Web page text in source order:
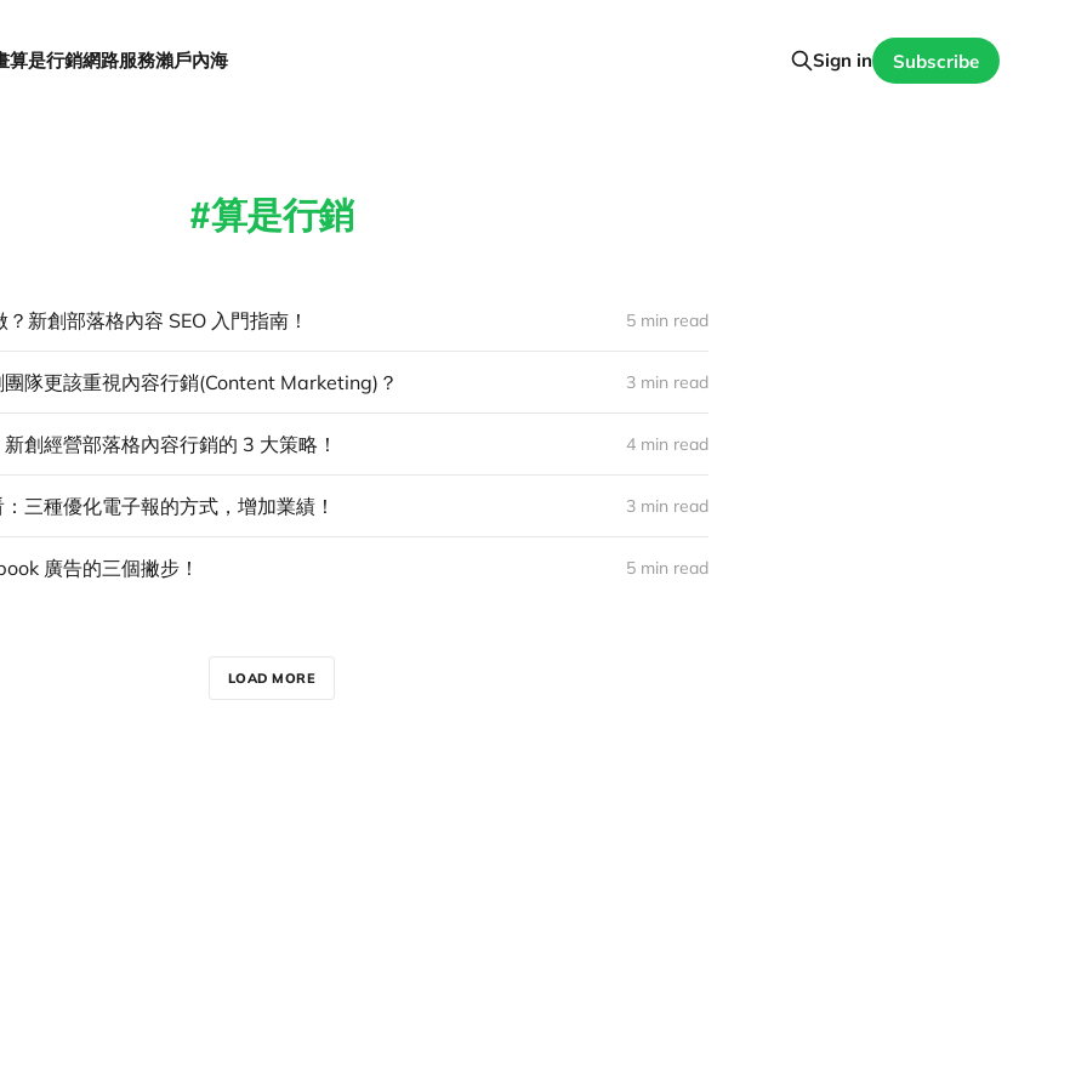
算是行銷網路服務瀨戶內海 Sign in Subscribe
算是行銷
？新創部落格內容 SEO 入門指南！ 5 min read
隊更該重視內容行銷(Content Marketing)？ 3 min read
創經營部落格內容行銷的 3 大策略！ 4 min read
三種優化電子報的方式，增加業績！ 3 min read
廣告的三個撇步！ 5 min read
LOAD MORE